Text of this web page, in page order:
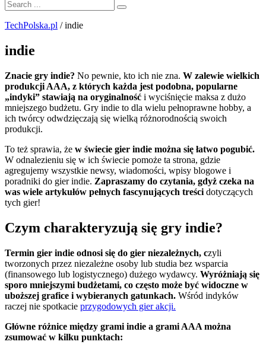
TechPolska.pl /indie
indie
Znacie gry indie? No pewnie, kto ich nie zna. W zalewie wielkich
produkcji AAA, z których każda jest podobna, popularne
„indyki” stawiają na oryginalność i wyciśnięcie maksa z dużo
mniejszego budżetu. Gry indie to dla wielu pełnoprawne hobby, a
ich twórcy odwdzięczają się wielką różnorodnością swoich
produkcji.
To też sprawia, że w świecie gier indie można się łatwo pogubić.
W odnalezieniu się w ich świecie pomoże ta strona, gdzie
agregujemy wszystkie newsy, wiadomości, wpisy blogowe i
poradniki do gier indie. Zapraszamy do czytania, gdyż czeka na
was wiele artykułów pełnych fascynujących treści dotyczących
tych gier!
Czym charakteryzują się gry indie?
Termin gier indie odnosi się do gier niezależnych, czyli
tworzonych przez niezależne osoby lub studia bez wsparcia
(finansowego lub logistycznego) dużego wydawcy. Wyróżniają się
sporo mniejszymi budżetami, co często może być widoczne w
uboższej grafice i wybieranych gatunkach. Wśród indyków
raczej nie spotkacie przygodowych gier akcji.
Główne różnice między grami indie a grami AAA można
zsumować w kilku punktach: